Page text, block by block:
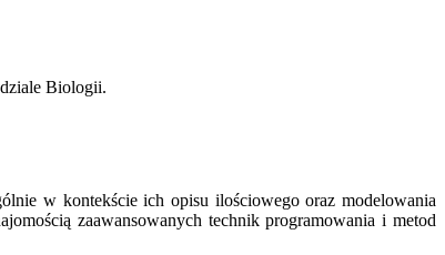
Biologii.
w kontekście ich opisu ilościowego oraz modelowania
zaawansowanych technik programowania i metod